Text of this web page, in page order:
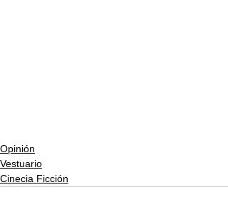
Opinión
Vestuario
Cinecia Ficción